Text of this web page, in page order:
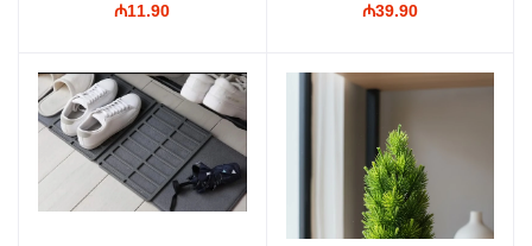
Məntiq Oyunu
₼11.90
və Erqonomik Dizaynlı
₼39.90